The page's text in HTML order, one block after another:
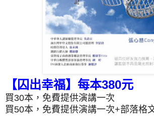
【囚出幸福】每本380元
買30本，免費提供演講一次
買50本，免費提供演講一次+部落格